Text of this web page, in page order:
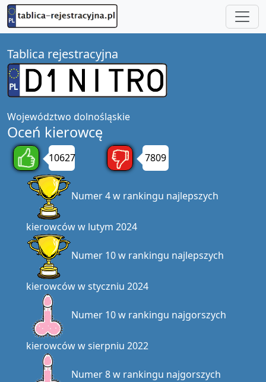
Tablica rejestracyjna
Województwo dolnośląskie
Oceń kierowcę
10627 7809
Numer 4 w rankingu najlepszych
kierowców w lutym 2024
Numer 10 w rankingu najlepszych
kierowców w styczniu 2024
Numer 10 w rankingu najgorszych
kierowców w sierpniu 2022
Numer 8 w rankingu najgorszych